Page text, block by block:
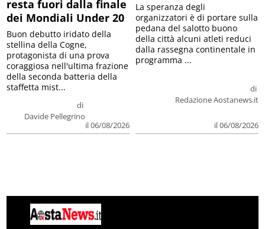
resta fuori dalla finale
dei Mondiali Under 20
di
Davide Pellegrino
il 06/08/2026
Buon debutto iridato della
stellina della Cogne,
protagonista di una prova
coraggiosa nell'ultima frazione
della seconda batteria della
staffetta mist...
di
Redazione Aostanews.it
il 06/08/2026
La speranza degli
organizzatori è di portare sulla
pedana del salotto buono
della città alcuni atleti reduci
dalla rassegna continentale in
programma ...